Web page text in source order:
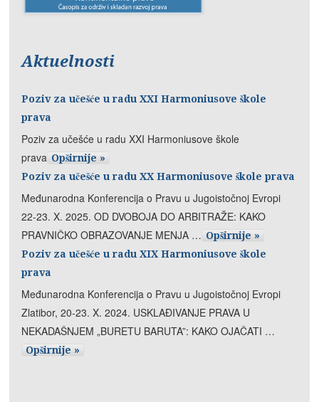
Aktuelnosti
Poziv za učešće u radu XXI Harmoniusove škole
prava
Poziv za učešće u radu XXI Harmoniusove škole
prava Opširnije »
Poziv za učešće u radu XX Harmoniusove škole prava
Međunarodna Konferencija o Pravu u Jugoistočnoj Evropi
22-23. X. 2025. OD DVOBOJA DO ARBITRAŽE: KAKO
PRAVNIČKO OBRAZOVANJE MENJA … Opširnije »
Poziv za učešće u radu XIX Harmoniusove škole
prava
Međunarodna Konferencija o Pravu u Jugoistočnoj Evropi
Zlatibor, 20-23. X. 2024. USKLAĐIVANJE PRAVA U
NEKADAŠNJEM „BURETU BARUTA”: KAKO OJAČATI …
Opširnije »